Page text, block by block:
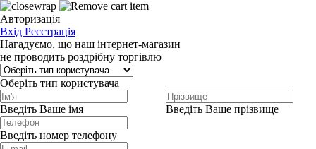
Авторизація
Вхід Реєстрація
Нагадуємо, що наш інтернет-магазин
не проводить роздрібну торгівлю
Оберіть тип користувача
Введіть Ваше імя Введіть Ваше прізвище
Введіть номер телефону